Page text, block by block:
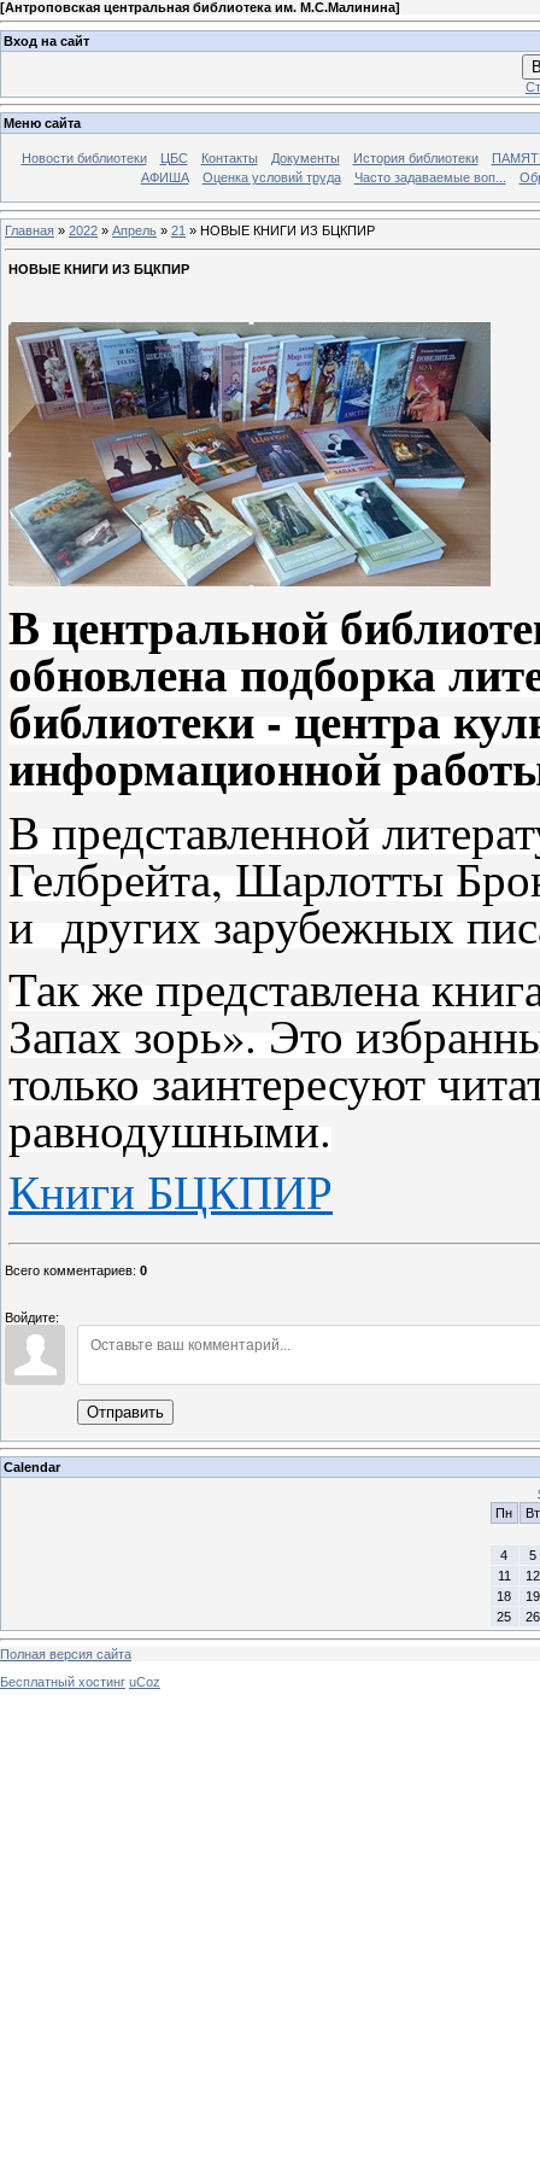
[Антроповская центральная библиотека им. М.С.Малинина]
Вход на сайт
Меню сайта
Новости библиотеки ЦБС Контакты Документы История библиотеки
АФИША
Оценка условий труда Часто задаваемые воп...
Главная » 2022 » Апрель » 21 » НОВЫЕ КНИГИ ИЗ БЦКПИР
НОВЫЕ КНИГИ ИЗ БЦКПИР
В центральной
обновлена подборка
библиотеки - центра
информационной
В представленной
Гелбрейта, Шарлотты
и других зарубежных
Так же представлена
Запах зорь». Это
только заинтересуют
равнодушными.
Книги БЦКПИР
Всего комментариев: 0
Войдите:
Отправить
Calendar
Пн
Вт
4
5
11
12
18
19
25
26
Полная версия сайта
Бесплатный хостинг uCoz